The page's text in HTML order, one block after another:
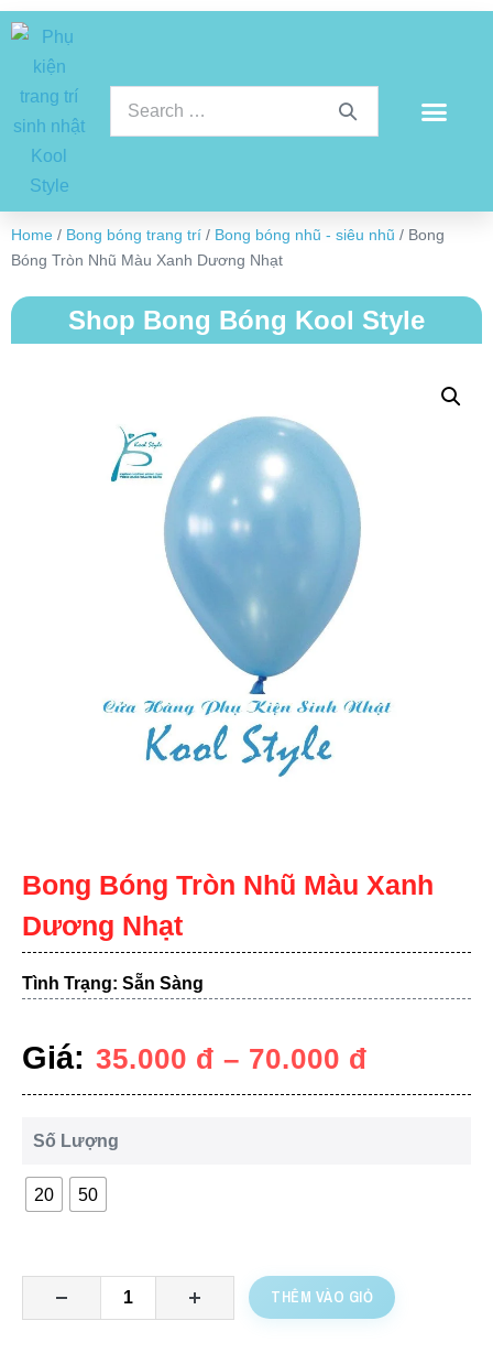
Home / Bong bóng trang trí / Bong bóng nhũ - siêu nhũ / Bong
Bóng Tròn Nhũ Màu Xanh Dương Nhạt
Shop Bong Bóng Kool Style
Bong Bóng Tròn Nhũ Màu Xanh
Dương Nhạt
Tình Trạng: Sẵn Sàng
Giá: 35.000 đ – 70.000 đ
Số Lượng
20 50
THÊM VÀO GIỎ